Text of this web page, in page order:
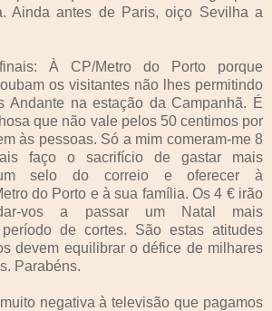
Ainda antes de Paris, oiço Sevilha a
À CP/Metro do Porto porque
os visitantes não lhes permitindo
Andante na estação da Campanhã. É
que não vale pelos 50 centimos por
às pessoas. Só a mim comeram-me 8
faço o sacrifício de gastar mais
selo do correio e oferecer à
do Porto e à sua família. Os 4 € irão
vos a passar um Natal mais
de cortes. São estas atitudes
devem equilibrar o défice de milhares
Parabéns.
negativa à televisão que pagamos